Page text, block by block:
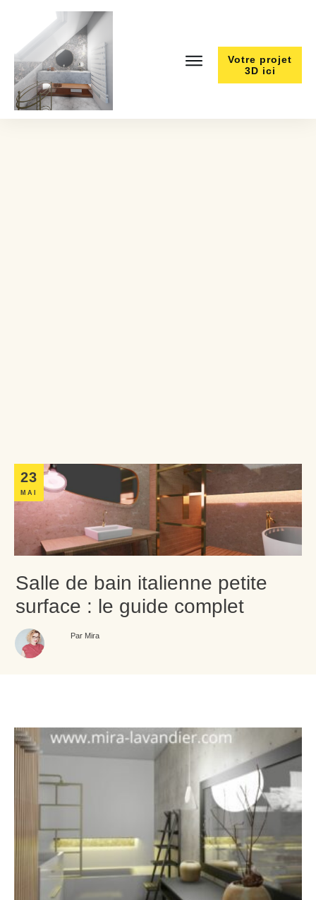
Votre projet
3D ici
23
MAI
Salle de bain italienne petite
surface : le guide complet
Par Mira